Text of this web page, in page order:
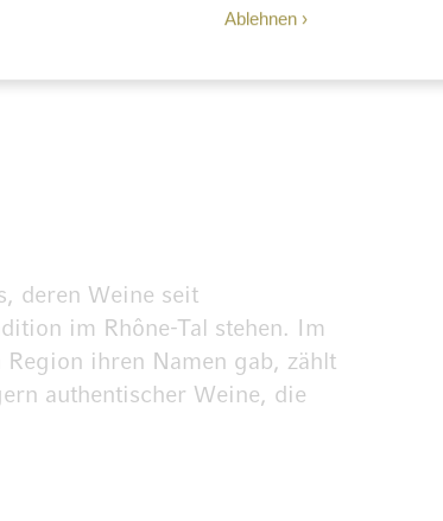
Ablehnen
deren Weine seit
im Rhône-Tal stehen. Im
Region ihren Namen gab, zählt
authentischer Weine, die